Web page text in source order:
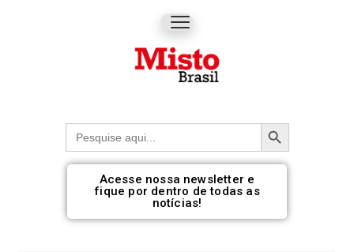
Procurar: Botão de pesquisa
Acesse nossa newsletter e
fique por dentro de todas as
notícias!